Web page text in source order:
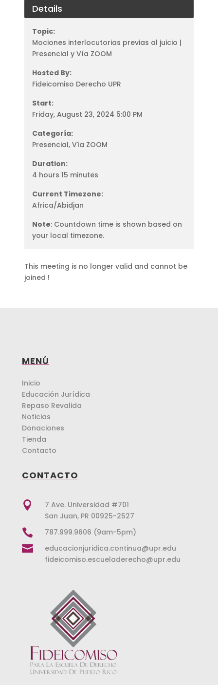
Details
Topic:
Mociones interlocutorias previas al juicio |
Presencial y Vía ZOOM
Hosted By:
Fideicomiso Derecho UPR
Start:
Friday, August 23, 2024 5:00 PM
Categoría:
Presencial, Vía ZOOM
Duration:
4 hours 15 minutes
Current Timezone:
Africa/Abidjan
Note: Countdown time is shown based on
your local timezone.
This meeting is no longer valid and cannot be
joined !
MENÚ
Inicio
Educación Jurídica
Repaso Revalida
Noticias
Donaciones
Tienda
Contacto
CONTACTO

7 Ave. Universidad #701
San Juan, PR 00925-2527
 787.999.9606 (9am-5pm)

educacionjuridica.continua@upr.edu
fideicomiso.escueladerecho@upr.edu